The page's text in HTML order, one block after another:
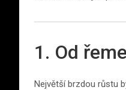
1. Od
Největší brzdou růstu